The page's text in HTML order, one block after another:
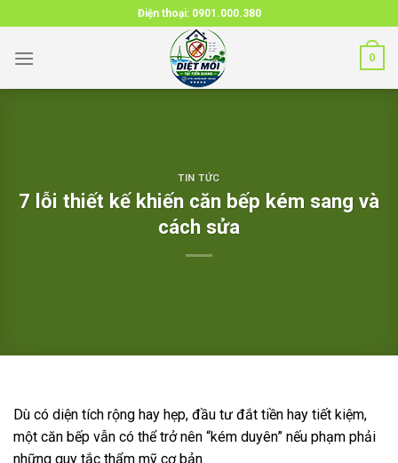
to
content
Điện thoại: 0901.000.380
0
TIN TỨC
7 lỗi thiết kế khiến căn bếp kém sang và
cách sửa
Dù có diện tích rộng hay hẹp, đầu tư đắt tiền hay tiết kiệm,
một căn bếp vẫn có thể trở nên “kém duyên” nếu phạm phải
những quy tắc thẩm mỹ cơ bản.